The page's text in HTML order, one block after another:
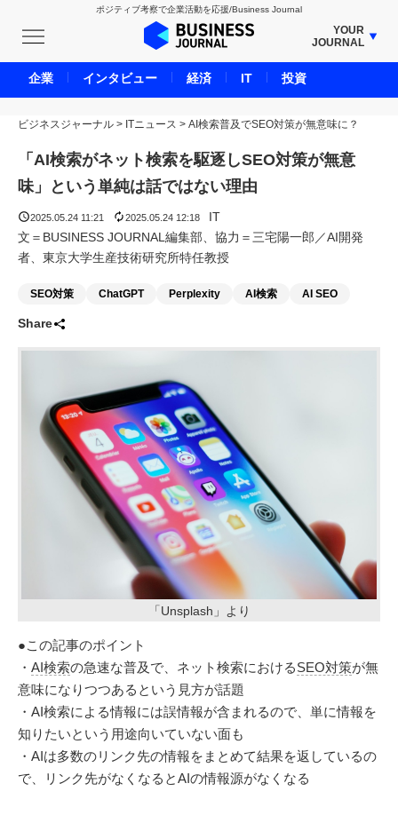
ポジティブ考察で企業活動を応援/Business Journal
YOUR
JOURNAL
BUSINESS JOURNAL
UNICORN JOURNAL
CARBON CREDITS JOURNAL
IVS JOURNAL
ENERGY MANAGEMENT JOURNAL
LIFE ENDING JOURNAL
AI JOURNAL
REAL ESTATE BROKERAGE JOURNAL
ビジネスジャーナル > ITニュース > AI検索普及でSEO対策が無意味に？
「AI検索がネット検索を駆逐しSEO対策が無意
味」という単純は話ではない理由
2025.05.24 11:21 2025.05.24 12:18
IT
文＝BUSINESS JOURNAL編集部、協力＝三宅陽一郎／AI開発
者、東京大学生産技術研究所特任教授
SEO対策 ChatGPT Perplexity AI検索 AI SEO
Share
「Unsplash」より
●この記事のポイント
・ AI検索の急速な普及で、ネット検索におけるSEO対策が無
意味になりつつあるという見方が話題
・AI検索による情報には誤情報が含まれるので、単に情報を
知りたいという用途向いていない面も
・AIは多数のリンク先の情報をまとめて結果を返しているの
で、リンク先がなくなるとAIの情報源がなくなる
企業 インタビュー 経済 IT 投資